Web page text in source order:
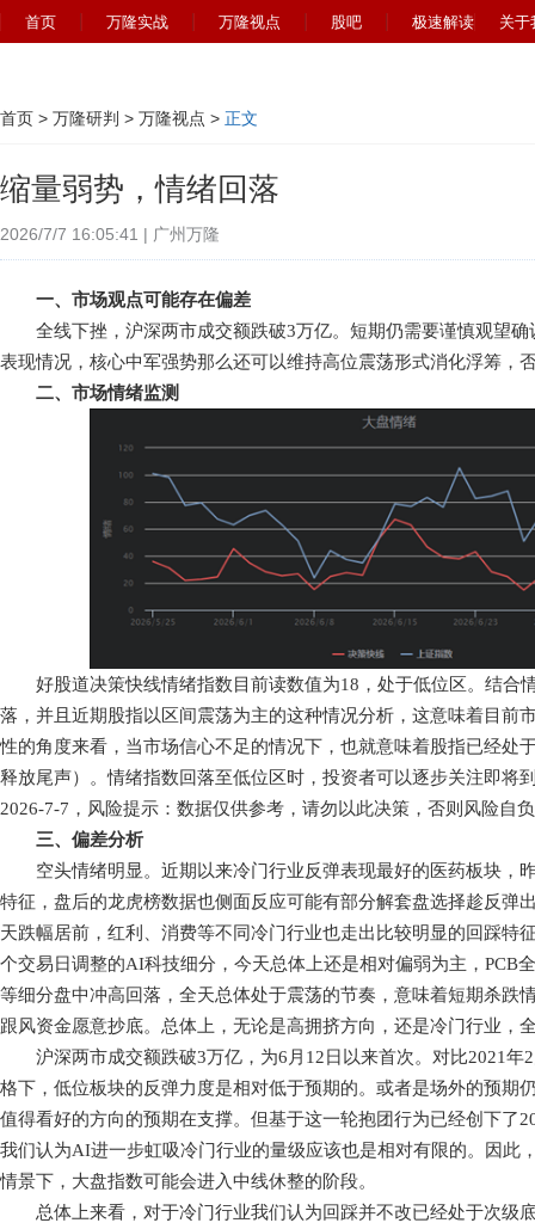
首页 万隆实战 万隆视点 股吧 极速解读 关于
首页 > 万隆研判 > 万隆视点 > 正文
缩量弱势，情绪回落
2026/7/7 16:05:41 | 广州万隆
一、市场观点可能存在偏差
全线下挫，沪深两市成交额跌破3万亿。短期仍需要谨慎观望确
表现情况，核心中军强势那么还可以维持高位震荡形式消化浮筹，
二、市场情绪监测
好股道决策快线情绪指数目前读数值为18，处于低位区。结合
落，并且近期股指以区间震荡为主的这种情况分析，这意味着目前
性的角度来看，当市场信心不足的情况下，也就意味着股指已经处
释放尾声）。情绪指数回落至低位区时，投资者可以逐步关注即将
2026-7-7，风险提示：数据仅供参考，请勿以此决策，否则风险自
三、偏差分析
空头情绪明显。近期以来冷门行业反弹表现最好的医药板块，
特征，盘后的龙虎榜数据也侧面反应可能有部分解套盘选择趁反弹
天跌幅居前，红利、消费等不同冷门行业也走出比较明显的回踩特
个交易日调整的AI科技细分，今天总体上还是相对偏弱为主，PCB
等细分盘中冲高回落，全天总体处于震荡的节奏，意味着短期杀跌
跟风资金愿意抄底。总体上，无论是高拥挤方向，还是冷门行业，
沪深两市成交额跌破3万亿，为6月12日以来首次。对比2021年
格下，低位板块的反弹力度是相对低于预期的。或者是场外的预期
值得看好的方向的预期在支撑。但基于这一轮抱团行为已经创下了
我们认为AI进一步虹吸冷门行业的量级应该也是相对有限的。因此
情景下，大盘指数可能会进入中线休整的阶段。
总体上来看，对于冷门行业我们认为回踩并不改已经处于次级